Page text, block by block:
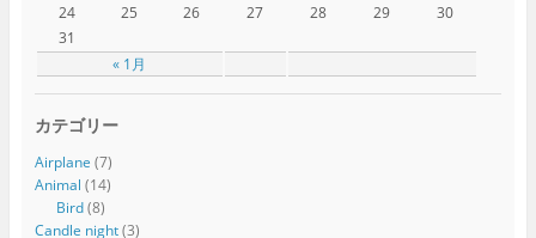
« 1月
24
25 26 27 28 29
30
31
カテゴリー
Airplane (7)
Animal (14)
Bird(8)
Candle night(3)